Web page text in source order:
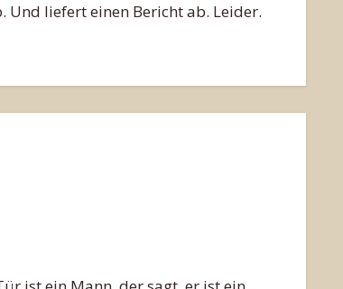
Und liefert einen Bericht ab. Leider.